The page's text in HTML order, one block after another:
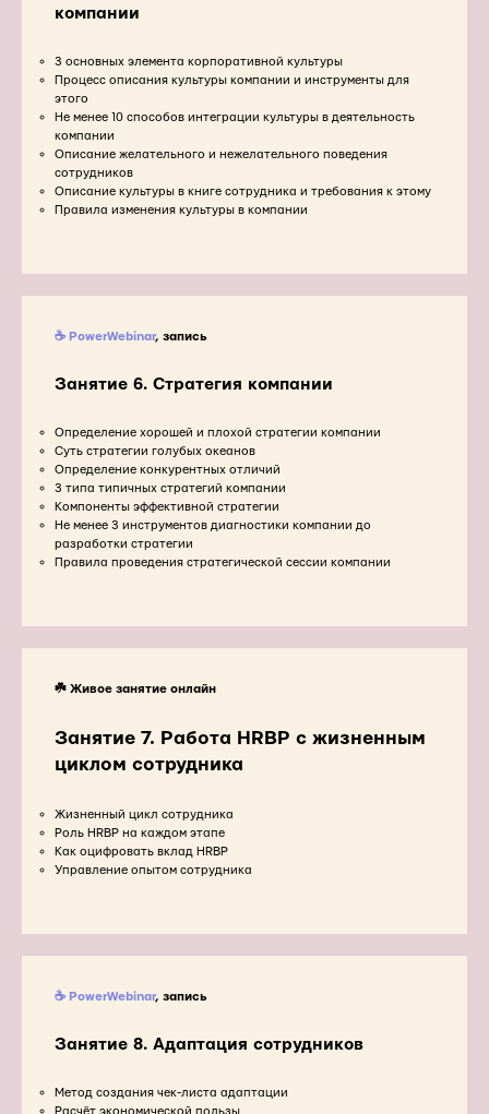
компании
3 основных элемента корпоративной культуры
Процесс описания культуры компании и инструменты для
этого
Не менее 10 способов интеграции культуры в деятельность
компании
Описание желательного и нежелательного поведения
сотрудников
Описание культуры в книге сотрудника и требования к этому
Правила изменения культуры в компании
☕ PowerWebinar, запись
Занятие 6. Стратегия компании
Определение хорошей и плохой стратегии компании
Суть стратегии голубых океанов
Определение конкурентных отличий
3 типа типичных стратегий компании
Компоненты эффективной стратегии
Не менее 3 инструментов диагностики компании до
разработки стратегии
Правила проведения стратегической сессии компании
☘️ Живое занятие онлайн
Занятие 7. Работа HRBP с жизненным
циклом сотрудника
Жизненный цикл сотрудника
Роль HRBP на каждом этапе
Как оцифровать вклад HRBP
Управление опытом сотрудника
☕ PowerWebinar, запись
Занятие 8. Адаптация сотрудников
Метод создания чек-листа адаптации
Расчёт экономической пользы